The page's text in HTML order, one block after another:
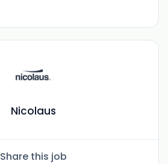
Nicolaus
Share this job